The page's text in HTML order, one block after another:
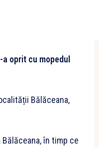
oprit cu mopedul
Bălăceana,
în timp ce